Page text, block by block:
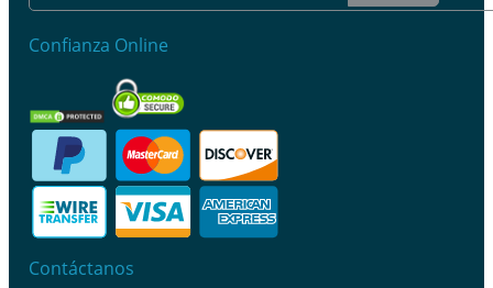
Confianza Online
Contáctanos